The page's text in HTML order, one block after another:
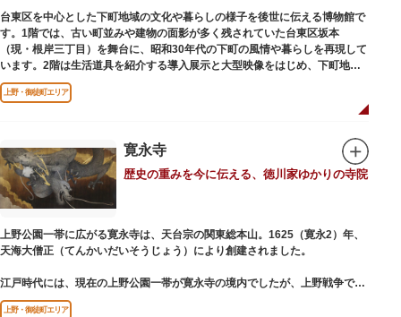
台東区を中心とした下町地域の文化や暮らしの様子を後世に伝える博物館で
す。1階では、古い町並みや建物の面影が多く残されていた台東区坂本
（現・根岸三丁目）を舞台に、昭和30年代の下町の風情や暮らしを再現して
います。2階は生活道具を紹介する導入展示と大型映像をはじめ、下町地域
の歴史や出来事をたどることのできる資料を展示しています。また3階には
企画展示室と、道具や玩具を体験し、調べることができるしたまち情報コー
上野・御徒町エリア
寛永寺
歴史の重みを今に伝える、徳川家ゆかりの寺院
上野公園一帯に広がる寛永寺は、天台宗の関東総本山。1625（寛永2）年、
天海大僧正（てんかいだいそうじょう）により創建されました。
江戸時代には、現在の上野公園一帯が寛永寺の境内でしたが、上野戦争でそ
の多くを焼失。現在は根本中堂をはじめ開山堂（両大師）、不忍池辯天堂、
上野・御徒町エリア